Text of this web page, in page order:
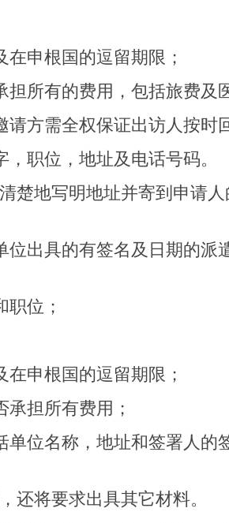
在申根国的逗留期限；
担所有的费用，包括旅费及
请方需全权保证出访人按时
，职位，地址及电话号码。
楚地写明地址并寄到申请
位出具的有签名及日期的派
职位；
在申根国的逗留期限；
承担所有费用；
单位名称，地址和签署人的
还将要求出具其它材料。